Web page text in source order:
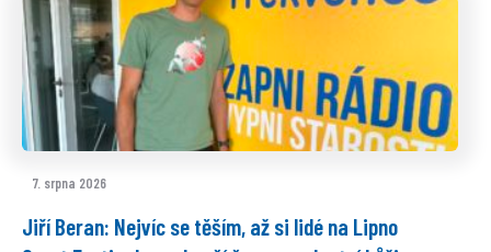
7. srpna 2026
Jiří Beran: Nejvíc se těším, až si lidé na Lipno